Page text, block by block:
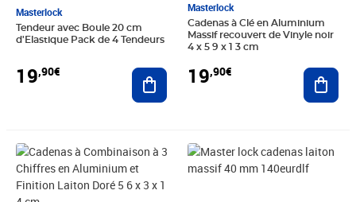
Masterlock
Tendeur avec Boule 20 cm
d'Elastique Pack de 4 Tendeurs
19,90€ Ajouter au panier
Masterlock
Cadenas à Clé en Aluminium
Massif recouvert de Vinyle noir
4 x 5 9 x 1 3 cm
19,90€
Prix 20,29€ Prix 20,55€